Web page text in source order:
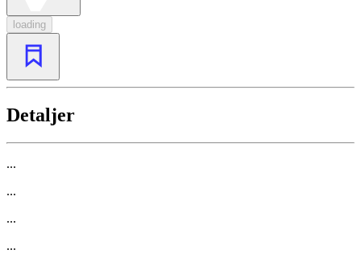
loading
Detaljer
...
...
...
...